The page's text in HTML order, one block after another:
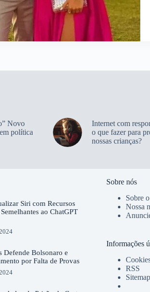
Novo
política
Internet com
o que fazer para
nossas crianças?
Siri com Recursos
ao ChatGPT
Defende Bolsonaro e
por Falta de Provas
Sobre nós
Sobre
Nossa
Informações
RSS
Sitemap